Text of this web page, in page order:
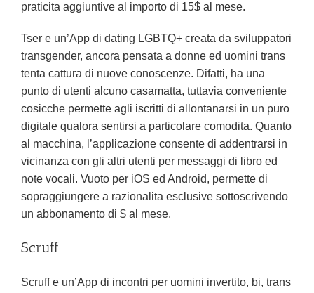
praticita aggiuntive al importo di 15$ al mese.
Tser e un’App di dating LGBTQ+ creata da sviluppatori
transgender, ancora pensata a donne ed uomini trans
tenta cattura di nuove conoscenze. Difatti, ha una
punto di utenti alcuno casamatta, tuttavia conveniente
cosicche permette agli iscritti di allontanarsi in un puro
digitale qualora sentirsi a particolare comodita. Quanto
al macchina, l’applicazione consente di addentrarsi in
vicinanza con gli altri utenti per messaggi di libro ed
note vocali. Vuoto per iOS ed Android, permette di
sopraggiungere a razionalita esclusive sottoscrivendo
un abbonamento di $ al mese.
Scruff
Scruff e un’App di incontri per uomini invertito, bi, trans